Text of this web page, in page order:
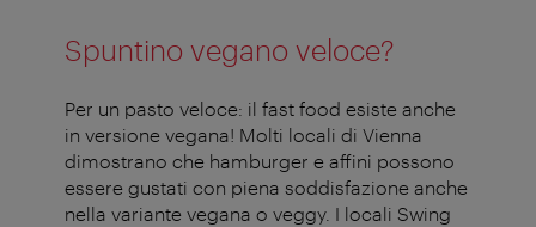
Spuntino vegano veloce?
Per un pasto veloce: il fast food esiste anche
in versione vegana! Molti locali di Vienna
dimostrano che hamburger e affini possono
essere gustati con piena soddisfazione anche
nella variante vegana o veggy. I locali Swing